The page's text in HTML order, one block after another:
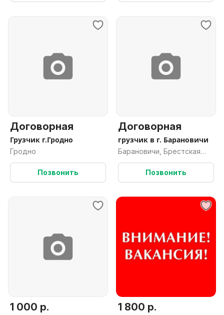
Договорная
Грузчик г.Гродно
Гродно
Позвонить
Договорная
грузчик в г. Барановичи
Барановичи, Брестская
обл.
Позвонить
1 000 р. 1 800 р.